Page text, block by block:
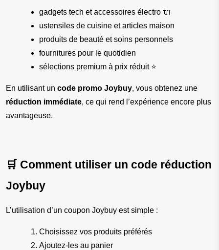
gadgets tech et accessoires électro 🔌
ustensiles de cuisine et articles maison
produits de beauté et soins personnels
fournitures pour le quotidien
sélections premium à prix réduit ⭐
En utilisant un code promo Joybuy
réduction immédiate, ce qui rend l’expérience encore plus
avantageuse.
🛒 Comment utiliser un code réduction
Joybuy
L’utilisation d’un coupon Joybuy est simple :
Choisissez vos produits préférés
Ajoutez-les au panier